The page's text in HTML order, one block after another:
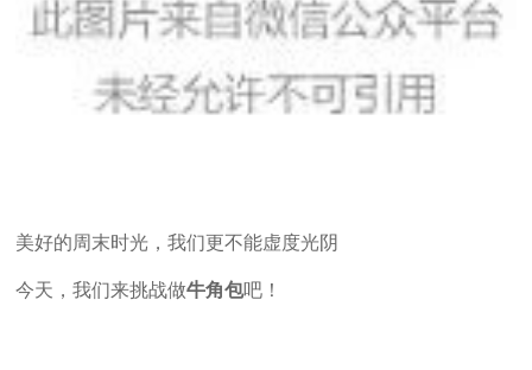
美好的周末时光，我们更不能虚度光阴
今天，我们来挑战做牛角包吧！